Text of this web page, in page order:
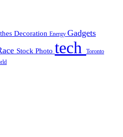
Decoration Energy Gadgets
Stock Photo tech Toronto